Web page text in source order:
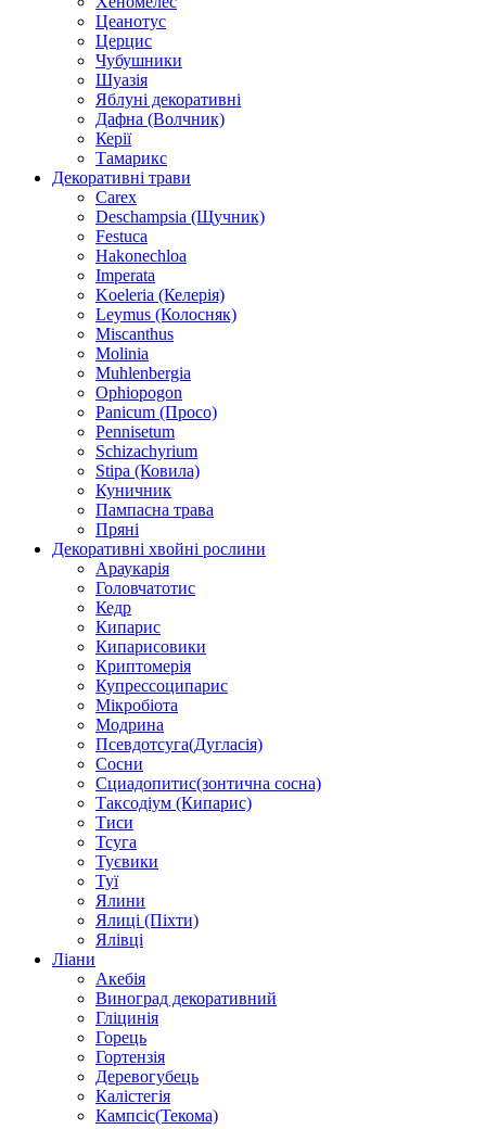
Цеанотус
Церцис
Чубушники
Шуазія
Яблуні декоративні
Дафна (Волчник)
Керії
Тамарикс
Декоративні трави
Carex
Deschampsia (Щучник)
Festuca
Hakonechloa
Imperata
Koeleria (Келерія)
Leymus (Колосняк)
Miscanthus
Molinia
Muhlenbergia
Ophiopogon
Panicum (Просо)
Pennisetum
Schizachyrium
Stipa (Ковила)
Куничник
Пампасна трава
Пряні
Декоративні хвойні рослини
Араукарія
Головчатотис
Кедр
Кипарис
Кипарисовики
Криптомерія
Купрессоципарис
Мікробіота
Модрина
Псевдотсуга(Дугласія)
Сосни
Сциадопитис(зонтична сосна)
Таксодіум (Кипарис)
Тиси
Тсуга
Туєвики
Туї
Ялини
Ялиці (Піхти)
Ялівці
Ліани
Акебія
Виноград декоративний
Гліцинія
Горець
Гортензія
Деревогубець
Калістегія
Кампсіс(Текома)